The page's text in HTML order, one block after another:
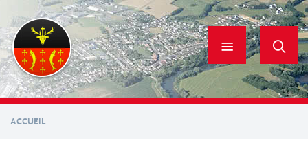
contenu
principal
ACCUEIL